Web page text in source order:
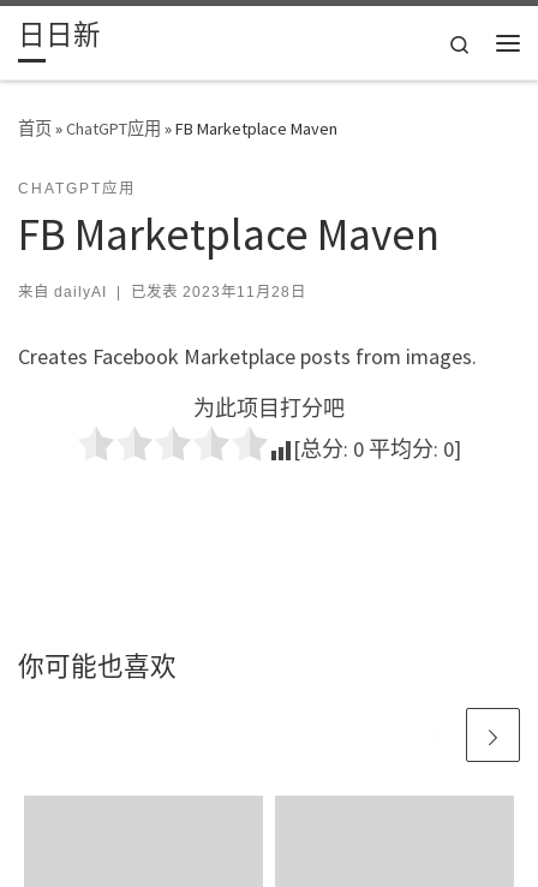
Skip to content
日日新
Search
首页»ChatGPT应用 »FB Marketplace Maven
CHATGPT应用
FB Marketplace Maven
来自 dailyAI | 已发表 2023年11月28日
Creates Facebook Marketplace posts from images.
为此项目打分吧
[总分: 0 平均分: 0]
你可能也喜欢